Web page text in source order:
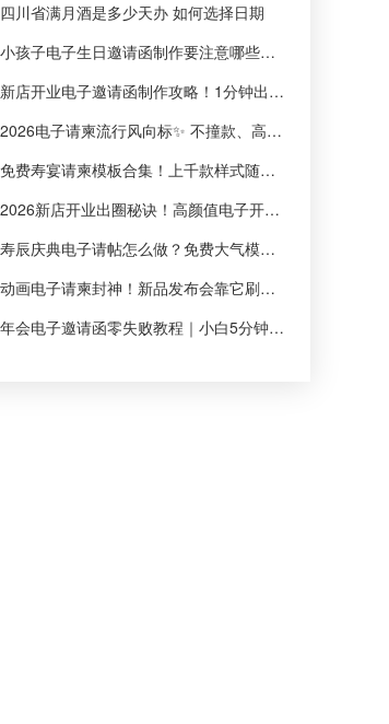
四川省满月酒是多少天办 如何选择日期
小孩子电子生日邀请函制作要注意哪些细节问题呢?
新店开业电子邀请函制作攻略！1分钟出片，小白也能零失误
2026电子请柬流行风向标✨ 不撞款、高质感，小白也能轻松拿捏
免费寿宴请柬模板合集！上千款样式随便用，新手也能零成本做
2026新店开业出圈秘诀！高颜值电子开业请帖轻松搞定
寿辰庆典电子请帖怎么做？免费大气模板，小白也能一键搞定
动画电子请柬封神！新品发布会靠它刷屏引流，氛围感拉满
年会电子邀请函零失败教程｜小白5分钟做出大厂质感请柬